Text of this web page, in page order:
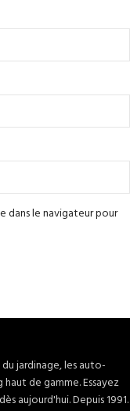
dans le navigateur pour
jardinage, les auto-
de gamme. Essayez
aujourd'hui. Depuis 1991.